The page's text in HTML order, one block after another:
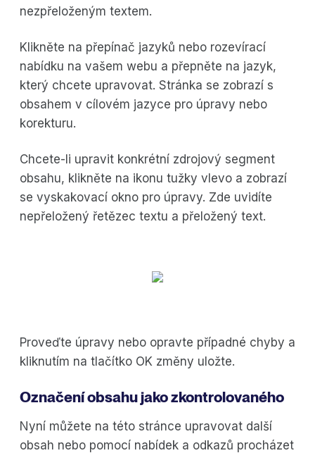
nezpřeloženým textem.
Klikněte na přepínač jazyků nebo rozevírací
nabídku na vašem webu a přepněte na jazyk,
který chcete upravovat. Stránka se zobrazí s
obsahem v cílovém jazyce pro úpravy nebo
korekturu.
Chcete-li upravit konkrétní zdrojový segment
obsahu, klikněte na ikonu tužky vlevo a zobrazí
se vyskakovací okno pro úpravy. Zde uvidíte
nepřeložený řetězec textu a přeložený text.
Proveďte úpravy nebo opravte případné chyby a
kliknutím na tlačítko OK změny uložte.
Označení obsahu jako zkontrolovaného
Nyní můžete na této stránce upravovat další
obsah nebo pomocí nabídek a odkazů procházet